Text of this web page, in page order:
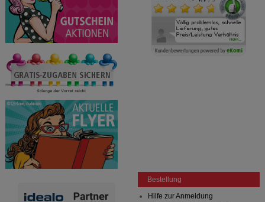
Bestellung
Hilfe zur Anmeldung